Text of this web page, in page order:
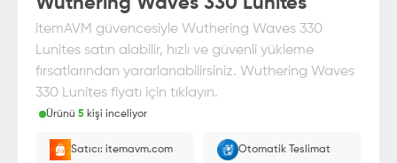
itemAVM güvencesiyle Wuthering Waves 330
Lunites satın alabilir, hızlı ve güvenli yükleme
fırsatlarından yararlanabilirsiniz. Wuthering Waves
330 Lunites fiyatı için tıklayın.
Ürünü 5 kişi inceliyor
Oyuncu ID'nize yüklenir.
Satıcı: itemavm.com Otomatik Teslimat